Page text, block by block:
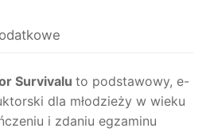
Survivalu to podstawowy, e-
dla młodzieży w wieku
i zdaniu egzaminu